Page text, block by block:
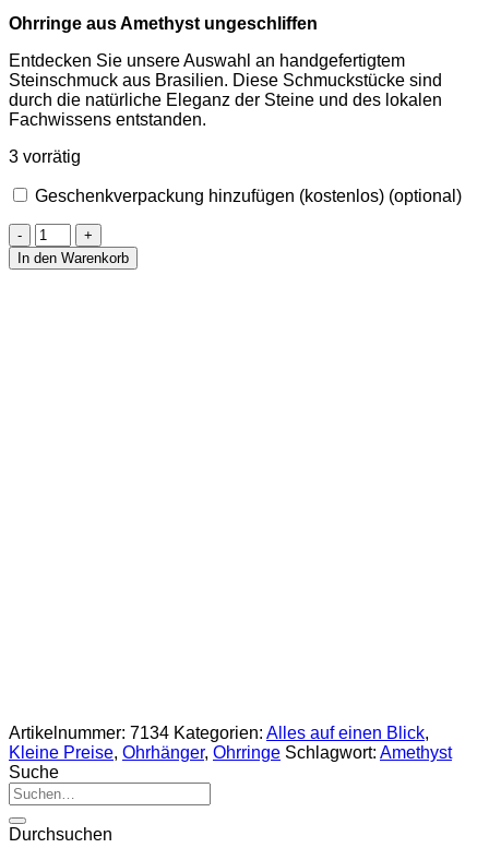
Ohrringe aus Amethyst ungeschliffen
Entdecken Sie unsere Auswahl an handgefertigtem
Steinschmuck aus Brasilien. Diese Schmuckstücke sind
durch die natürliche Eleganz der Steine und des lokalen
Fachwissens entstanden.
3 vorrätig
Geschenkverpackung hinzufügen (kostenlos) (optional)
Ohrringe
aus
Amethyst
In den Warenkorb
Artikelnummer: 7134 Kategorien: Alles auf einen Blick,
Kleine Preise, Ohrhänger, Ohrringe Schlagwort: Amethyst
Suche
Suche
nach:
Durchsuchen